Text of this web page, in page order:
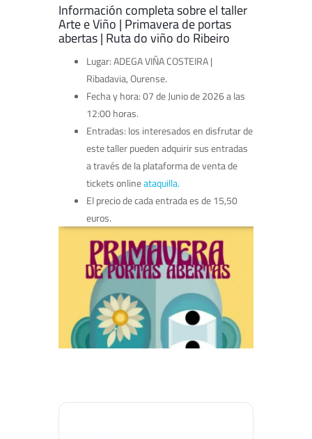
Información completa sobre el taller
Arte e Viño | Primavera de portas
abertas | Ruta do viño do Ribeiro
Lugar: ADEGA VIÑA COSTEIRA |
Ribadavia, Ourense.
Fecha y hora: 07 de Junio de 2026 a las
12:00 horas.
Entradas: los interesados en disfrutar de
este taller pueden adquirir sus entradas
a través de la plataforma de venta de
tickets onlineataquilla.
El precio de cada entrada es de 15,50
euros.